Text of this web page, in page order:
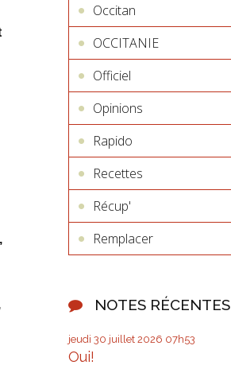
Occitan
OCCITANIE
Officiel
Opinions
Rapido
Recettes
Récup'
Remplacer
NOTES RÉCENTES
jeudi 30 juillet 2026 07h53
Oui!